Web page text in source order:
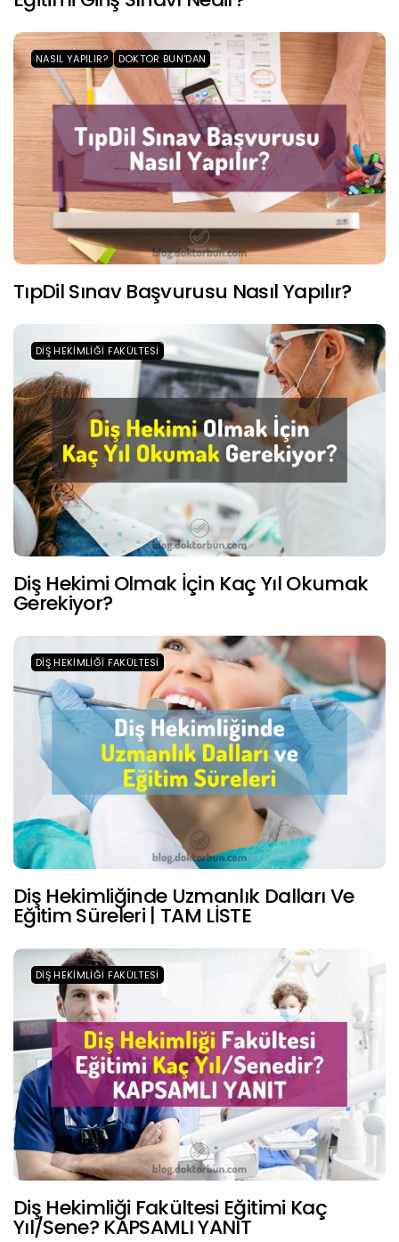
NASIL YAPILIR? DOKTOR BUN'DAN
TıpDil Sınav Başvurusu Nasıl Yapılır?
DIŞ HEKIMLIĞI FAKÜLTESI
Diş Hekimi Olmak İçin Kaç Yıl Okumak
Gerekiyor?
DIŞ HEKIMLIĞI FAKÜLTESI
Diş Hekimliğinde Uzmanlık Dalları Ve
Eğitim Süreleri | TAM LİSTE
DIŞ HEKIMLIĞI FAKÜLTESI
Diş Hekimliği Fakültesi Eğitimi Kaç
Yıl/Sene? KAPSAMLI YANIT